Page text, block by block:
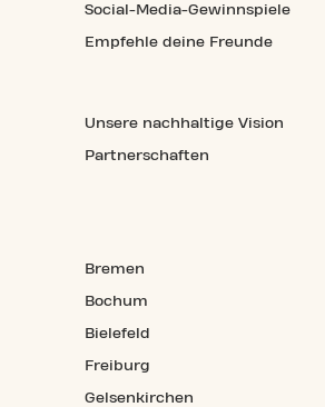
Social-Media-Gewinnspiele
Empfehle deine Freunde
Unsere nachhaltige Vision
Partnerschaften
Bremen
Bochum
Bielefeld
Freiburg
Gelsenkirchen